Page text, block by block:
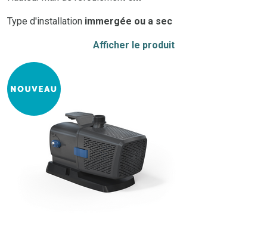
Type d'installation immergée ou a sec
Afficher le produit